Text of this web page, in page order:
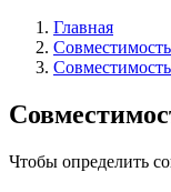
Главная
Чтобы определить